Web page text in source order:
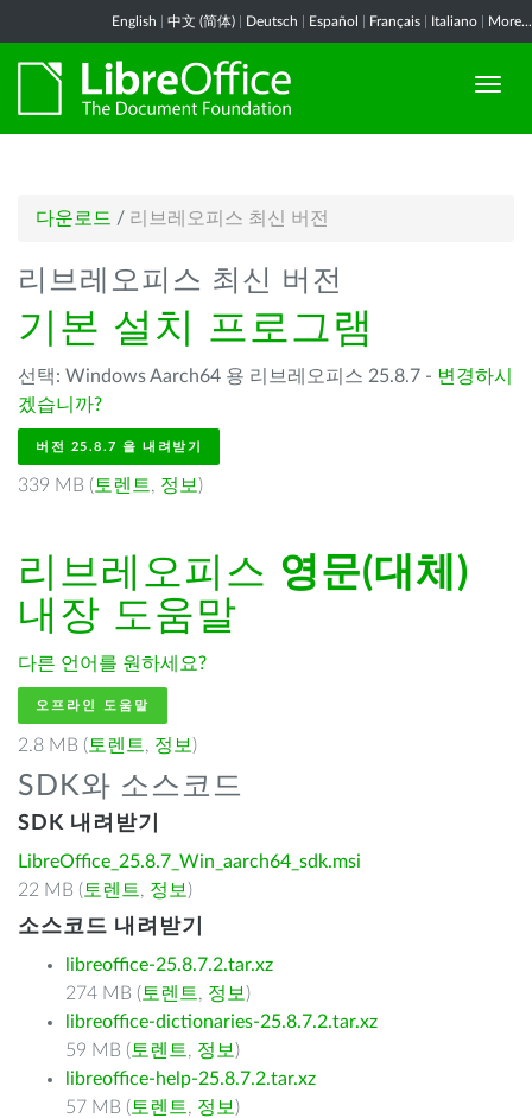
English 中文 (简体) Deutsch Español Français Italiano More...
다운로드 / 리브레오피스 최신 버전
리브레오피스 최신 버전
기본 설치 프로그램
선택: Windows Aarch64 용 리브레오피스 25.8.7 - 변경하시
겠습니까?
버전 25.8.7 을 내려받기
339 MB ( 토렌트, 정보 )
리브레오피스 영문(대체)
내장 도움말
다른 언어를 원하세요?
오프라인 도움말
2.8 MB ( 토렌트, 정보 )
SDK와 소스코드
SDK 내려받기
LibreOffice_25.8.7_Win_aarch64_sdk.msi
22 MB ( 토렌트, 정보 )
소스코드 내려받기
libreoffice-25.8.7.2.tar.xz
274 MB ( 토렌트, 정보 )
libreoffice-dictionaries-25.8.7.2.tar.xz
59 MB ( 토렌트, 정보 )
libreoffice-help-25.8.7.2.tar.xz
57 MB ( 토렌트, 정보 )